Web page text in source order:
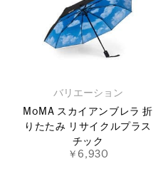
バリエーション
MoMA スカイアンブレラ 折
りたたみ リサイクルプラス
チック
￥6,930